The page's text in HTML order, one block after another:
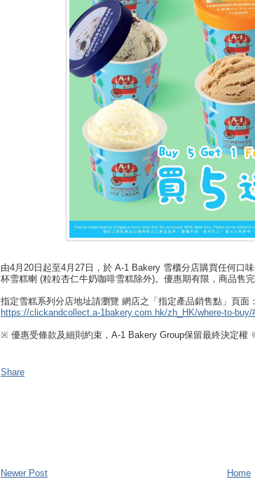
由4月20日起至4月27日，於 A-1 Bakery 雪櫃分店購買任何口
杯雪糕喇 (粒粒杏仁牛奶咖啡雪糕除外)。優惠期有限，商品售完
指定雪糕系列分店地址請瀏覽 網店之「指定產品銷售點」頁面：
https://clickandcollect.a-1bakery.com.hk/zh_HK/where-to-buy/
※ 優惠受條款及細則約束，A-1 Bakery Group保留最終決定權
Share
Newer Post Home